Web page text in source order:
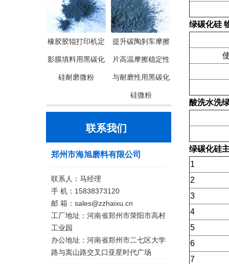
橡胶胶辊打印机定
影膜填料用黑碳化
硅耐磨微粉
提升碳陶刹车摩擦
片高温摩擦稳定性
与耐磨性用黑碳化
硅微粉
联系我们
郑州市海旭磨料有限公司
联系人：马经理
手 机：15838373120
邮 箱：sales@zzhaixu.cn
工厂地址：河南省郑州市荥阳市高村
工业园
办公地址：河南省郑州市二七区大学
路与嵩山路交叉口亚星时代广场
绿碳化硅
酸洗水洗
绿碳化硅
1
2
3
4
5
6
7